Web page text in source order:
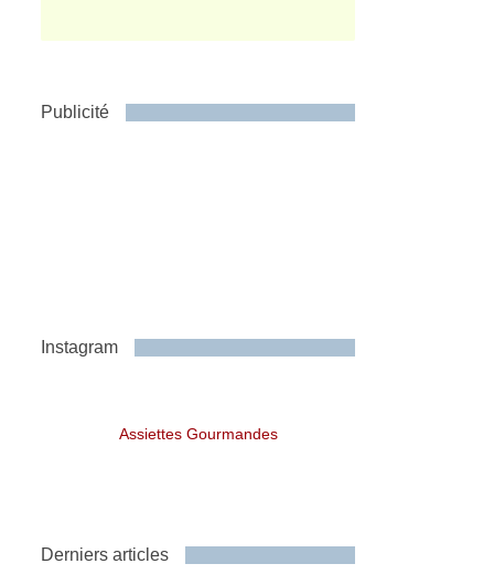
Publicité
Instagram
Assiettes Gourmandes
Derniers articles